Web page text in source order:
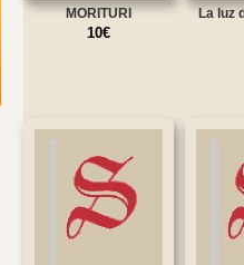
MORITURI
10€
La luz